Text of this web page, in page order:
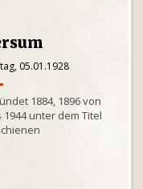
05.01.1928
1884, 1896 von
unter dem Titel